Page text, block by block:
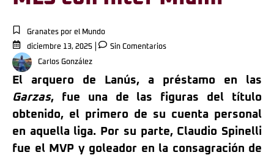
Granates por el Mundo
diciembre 13, 2025
Sin Comentarios
Carlos González
El arquero de Lanús, a préstamo en las
Garzas, fue una de las figuras del título
obtenido, el primero de su cuenta personal
en aquella liga. Por su parte, Claudio Spinelli
fue el MVP y goleador en la consagración de